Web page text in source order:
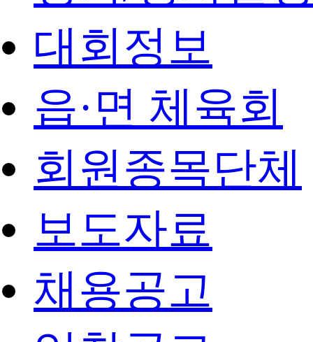
대회정보
읍·면 체육회
회원종목단체
보도자료
채용공고